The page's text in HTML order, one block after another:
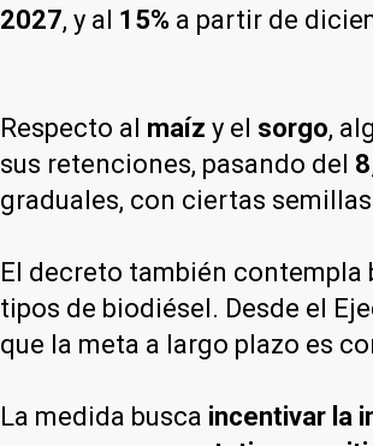
2027, y al 15% a partir de
Respecto al maíz y el sorgo,
sus retenciones, pasando del
graduales, con ciertas
El decreto también
tipos de biodiésel. Desde el
que la meta a largo plazo es
La medida busca incentivar la